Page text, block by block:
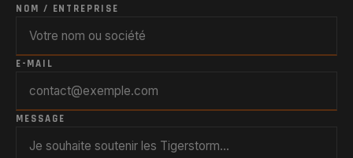
NOM / ENTREPRISE
E-MAIL
MESSAGE